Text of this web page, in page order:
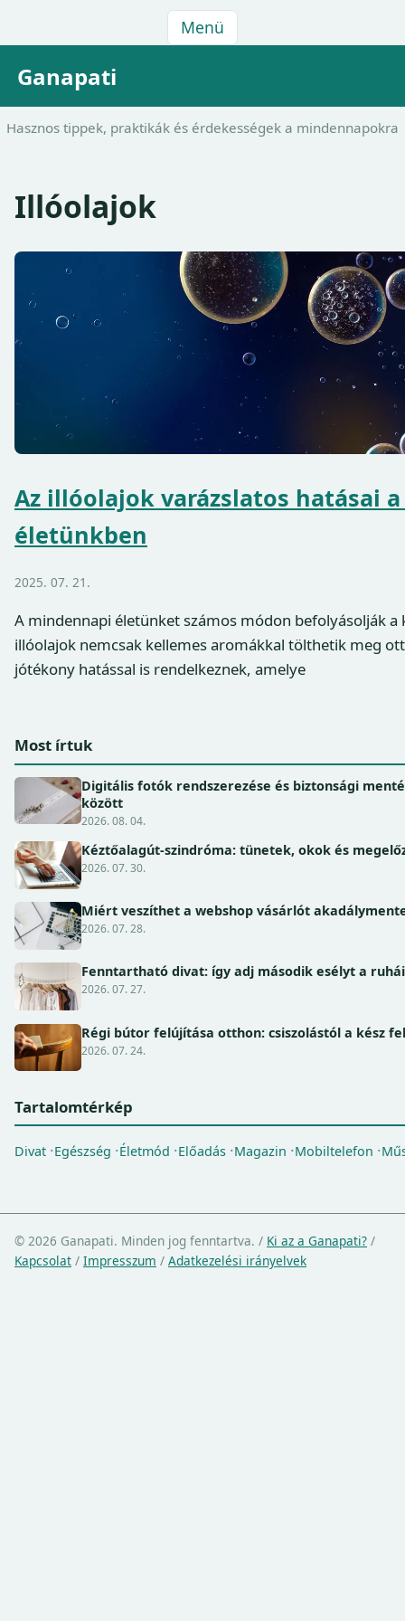
Menü
Ganapati
Hasznos tippek, praktikák és érdekességek a mindennapokra
Illóolajok
Az illóolajok varázslatos hatásai
életünkben
2025. 07. 21.
A mindennapi életünket számos módon befolyásolják
illóolajok nemcsak kellemes aromákkal tölthetik meg
jótékony hatással is rendelkeznek, amelye
Most írtuk
Digitális fotók rendszerezése és biztonsági
között
2026. 08. 04.
Kéztőalagút-szindróma: tünetek, okok és
2026. 07. 30.
Miért veszíthet a webshop vásárlót
2026. 07. 28.
Fenntartható divat: így adj második esélyt a
2026. 07. 27.
Régi bútor felújítása otthon: csiszolástól a kész
2026. 07. 24.
Tartalomtérkép
Divat Egészség Életmód Előadás Magazin Mobiltelefon
© 2026 Ganapati. Minden jog fenntartva. / Ki az a Ganapati? /
Kapcsolat / Impresszum / Adatkezelési irányelvek